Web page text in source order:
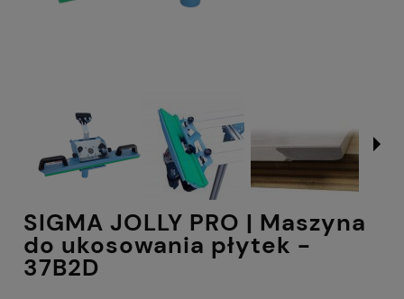
SIGMA JOLLY PRO | Maszyna
do ukosowania płytek -
37B2D